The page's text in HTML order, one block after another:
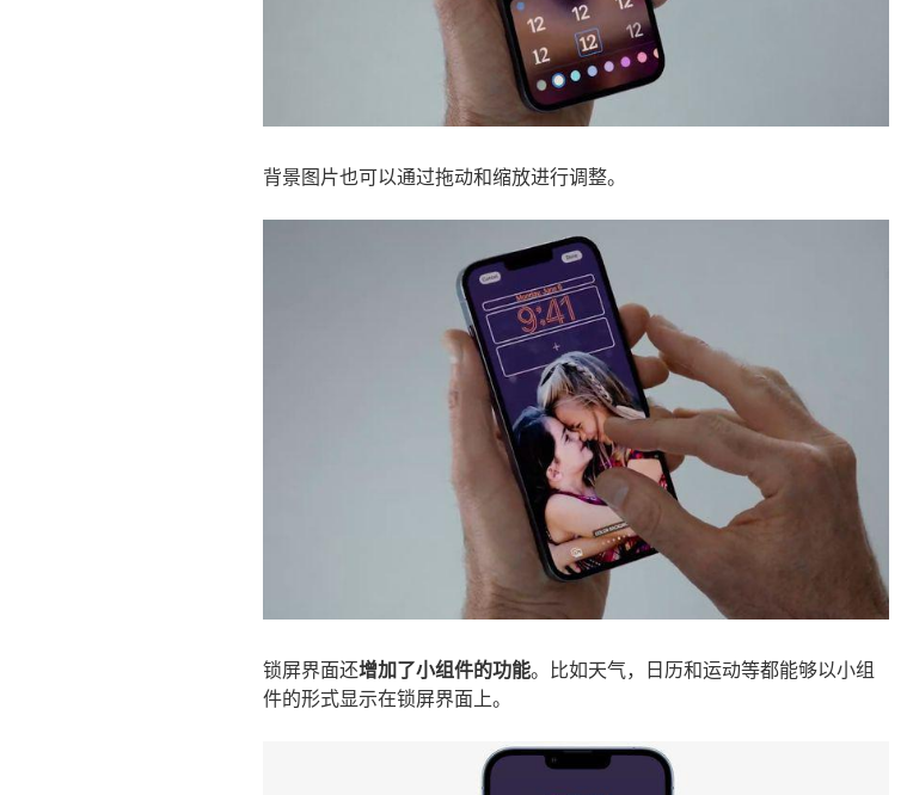
背景图片也可以通过拖动和缩放进行调整。
锁屏界面还增加了小组件的功能。比如天气，日历和运动等都能够以小组
件的形式显示在锁屏界面上。